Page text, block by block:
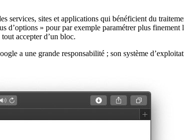
services, sites et applications qui bénéficient du
d’options » pour par exemple paramétrer plus finement
accepter d’un bloc.
a une grande responsabilité ; son système